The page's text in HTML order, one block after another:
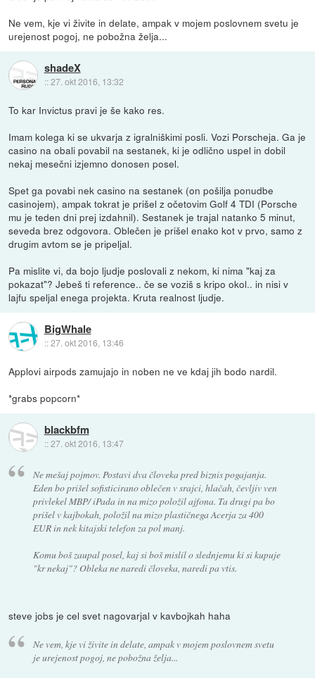
Ne vem, kje vi živite in delate, ampak v mojem poslovnem svetu je
urejenost pogoj, ne pobožna želja...
shadeX
::27. okt 2016, 13:32
To kar Invictus pravi je še kako res.
Imam kolega ki se ukvarja z igralniškimi posli. Vozi Porscheja. Ga je
casino na obali povabil na sestanek, ki je odlično uspel in dobil
nekaj mesečni izjemno donosen posel.
Spet ga povabi nek casino na sestanek (on pošilja ponudbe
casinojem), ampak tokrat je prišel z očetovim Golf 4 TDI (Porsche
mu je teden dni prej izdahnil). Sestanek je trajal natanko 5 minut,
seveda brez odgovora. Oblečen je prišel enako kot v prvo, samo z
drugim avtom se je pripeljal.
Pa mislite vi, da bojo ljudje poslovali z nekom, ki nima "kaj za
pokazat"? Jebeš ti reference.. če se voziš s kripo okol.. in nisi v
lajfu speljal enega projekta. Kruta realnost ljudje.
BigWhale
::27. okt 2016, 13:46
Applovi airpods zamujajo in noben ne ve kdaj jih bodo nardil.
*grabs popcorn*
blackbfm
::27. okt 2016, 13:47
Ne mešaj pojmov. Postavi dva človeka pred biznis pogajanja.
Eden bo prišel sofisticirano oblečen v srajci, hlačah, čevljiv ven
privlekel MBP/ iPada in na mizo položil ajfona. Ta drugi pa bo
prišel v kajbokah, položil na mizo plastičnega Acerja za 400
EUR in nek kitajski telefon za pol manj.
Komu boš zaupal posel, kaj si boš mislil o slednjemu ki si kupuje
"kr nekaj"? Obleka ne naredi človeka, naredi pa vtis.
steve jobs je cel svet nagovarjal v kavbojkah haha
Ne vem, kje vi živite in delate, ampak v mojem poslovnem svetu
je urejenost pogoj, ne pobožna želja...